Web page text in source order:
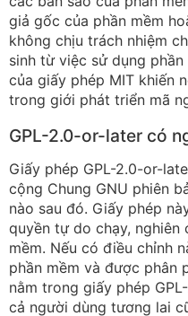
giả gốc của phần mềm
không chịu trách nhiệm
sinh từ việc sử dụng
của giấy phép MIT khiến
trong giới phát triển mã
GPL-2.0-or-later có
Giấy phép GPL-2.0-or-
cộng Chung GNU phiên
nào sau đó. Giấy phép
quyền tự do chạy, nghiên
mềm. Nếu có điều chỉnh
phần mềm và được phân
nằm trong giấy phép
cả người dùng tương lai